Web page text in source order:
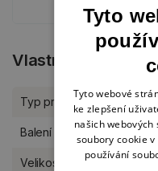
Vlastnosti
Typ produktu
Balení
Velikost razítek
Tyto
Tyto webové
ke zlepšení
našich
soubory cookie
používání